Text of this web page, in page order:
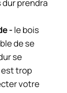
prendra
-le bois
de se
se
est trop
votre